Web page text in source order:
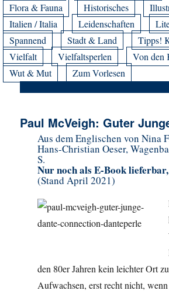
Flora & Fauna
Historisches
Italien / Italia
Leidenschaften
Spannend
Stadt & Land
Tipps!
Vielfalt
Vielfaltsperlen
Von den
Wut & Mut
Zum Vorlesen
Paul McVeigh: Guter
Aus dem Englischen von Nina
Hans-Christian Oeser,
S.
Nur noch als E-Book
(Stand April 2021)
den 80er Jahren kein leichter Ort
Aufwachsen, erst recht nicht,